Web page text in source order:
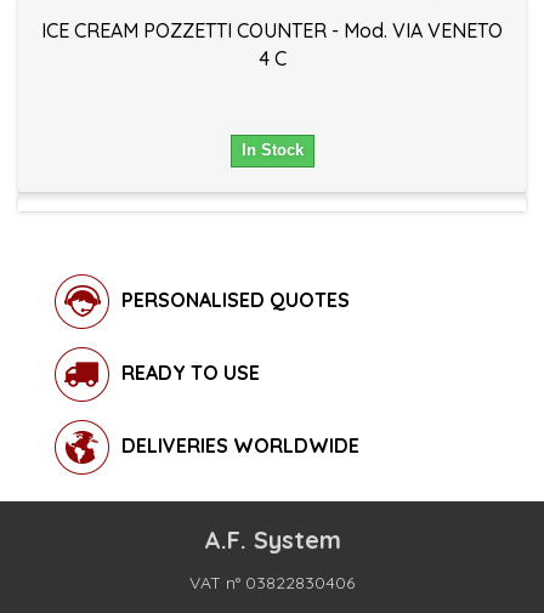
ICE CREAM POZZETTI COUNTER - Mod. VIA VENETO
4 C
In Stock
PERSONALISED QUOTES
READY TO USE
DELIVERIES WORLDWIDE
A.F. System
VAT n° 03822830406